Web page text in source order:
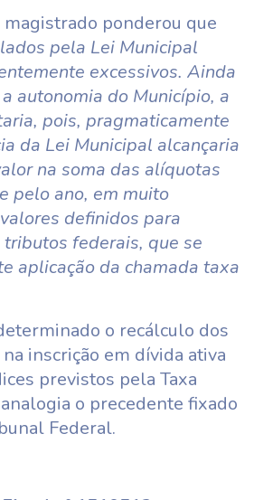
magistrado ponderou que
pela Lei Municipal
excessivos. Ainda
autonomia do Município, a
pois, pragmaticamente
da Lei Municipal alcançaria
na soma das alíquotas
pelo ano, em muito
definidos para
federais, que se
aplicação da chamada taxa
o recálculo dos
inscrição em dívida ativa
previstos pela Taxa
o precedente fixado
Federal.